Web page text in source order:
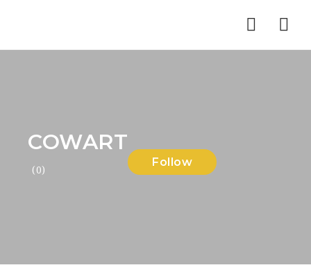
COWART
(0)
Follow